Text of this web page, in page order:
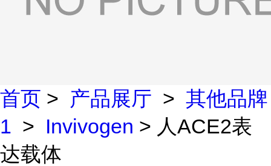
首页 > 产品展厅 > 其他品牌
1 > Invivogen > 人ACE2表
达载体